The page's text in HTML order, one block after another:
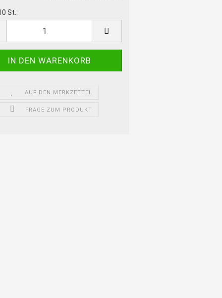
St.:
AUF DEN MERKZETTEL
FRAGE ZUM PRODUKT